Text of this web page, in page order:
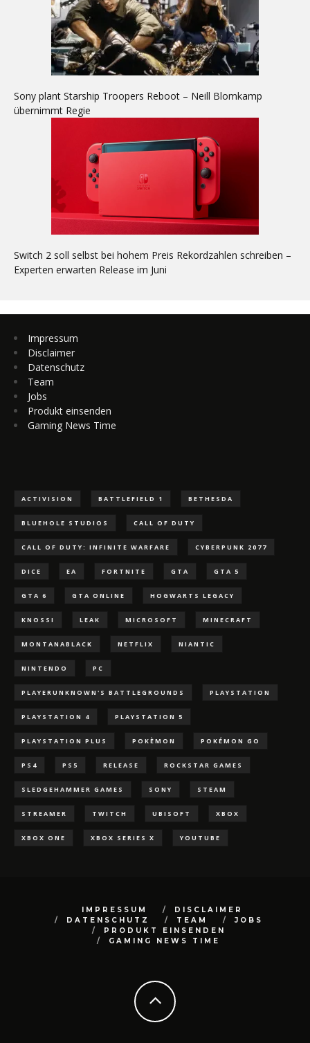
Sony plant Starship Troopers Reboot – Neill Blomkamp
übernimmt Regie
Switch 2 soll selbst bei hohem Preis Rekordzahlen schreiben –
Experten erwarten Release im Juni
Impressum
Disclaimer
Datenschutz
Team
Jobs
Produkt einsenden
Gaming News Time
ACTIVISION BATTLEFIELD 1 BETHESDA
BLUEHOLE STUDIOS CALL OF DUTY
CALL OF DUTY: INFINITE WARFARE CYBERPUNK 2077
DICE EA FORTNITE GTA GTA 5
GTA 6 GTA ONLINE HOGWARTS LEGACY
KNOSSI LEAK MICROSOFT MINECRAFT
MONTANABLACK NETFLIX NIANTIC
NINTENDO PC
PLAYERUNKNOWN'S BATTLEGROUNDS PLAYSTATION
PLAYSTATION 4 PLAYSTATION 5
PLAYSTATION PLUS POKÈMON POKÉMON GO
PS4 PS5 RELEASE ROCKSTAR GAMES
SLEDGEHAMMER GAMES SONY STEAM
STREAMER TWITCH UBISOFT XBOX
XBOX ONE XBOX SERIES X YOUTUBE
IMPRESSUM
DISCLAIMER
DATENSCHUTZ
TEAM
JOBS
PRODUKT EINSENDEN
GAMING NEWS TIME